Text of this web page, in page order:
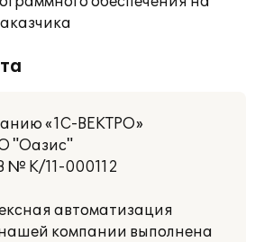
«1С-ВЕКТРО»
"Оазис"
№ К/11-000112
автоматизация
компании выполнена